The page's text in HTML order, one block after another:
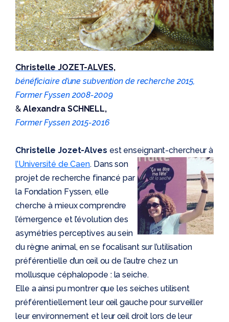
Christelle JOZET-ALVES,
bénéficiaire d’une subvention de recherche 2015,
Former Fyssen 2008-2009
& Alexandra SCHNELL,
Former Fyssen 2015-2016
Christelle Jozet-Alves est enseignant-chercheur à
l’Université de Caen. Dans son
projet de recherche financé par
la Fondation Fyssen, elle
cherche à mieux comprendre
l’émergence et l’évolution des
asymétries perceptives au sein
du règne animal, en se focalisant sur l’utilisation
préférentielle d’un œil ou de l’autre chez un
mollusque céphalopode : la seiche.
Elle a ainsi pu montrer que les seiches utilisent
préférentiellement leur œil gauche pour surveiller
leur environnement et leur œil droit lors de leur